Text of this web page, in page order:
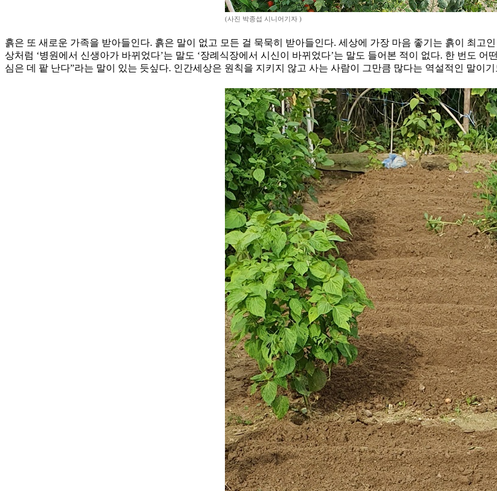
(사진 박종섭 시니어기자 )
흙은 또 새로운 가족을 받아들인다. 흙은 말이 없고 모든 걸 묵묵히 받아들인다. 세상에 가장 마음 좋기는 흙이 최고
상처럼 ‘병원에서 신생아가 바뀌었다’는 말도 ‘장례식장에서 시신이 바뀌었다’는 말도 들어본 적이 없다. 한 번도
심은 데 팥 난다”라는 말이 있는 듯싶다. 인간세상은 원칙을 지키지 않고 사는 사람이 그만큼 많다는 역설적인 말이기